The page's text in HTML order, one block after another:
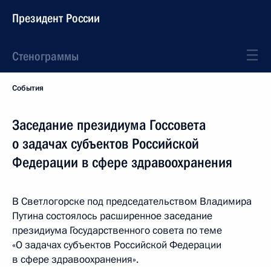
Президент России
Стенограммы
События
Заседание президиума Госсовета
о задачах субъектов Российской
Федерации в сфере здравоохранения
В Светлогорске под председательством Владимира
Путина состоялось расширенное заседание
президиума Государственного совета по теме
«О задачах субъектов Российской Федерации
в сфере здравоохранения».